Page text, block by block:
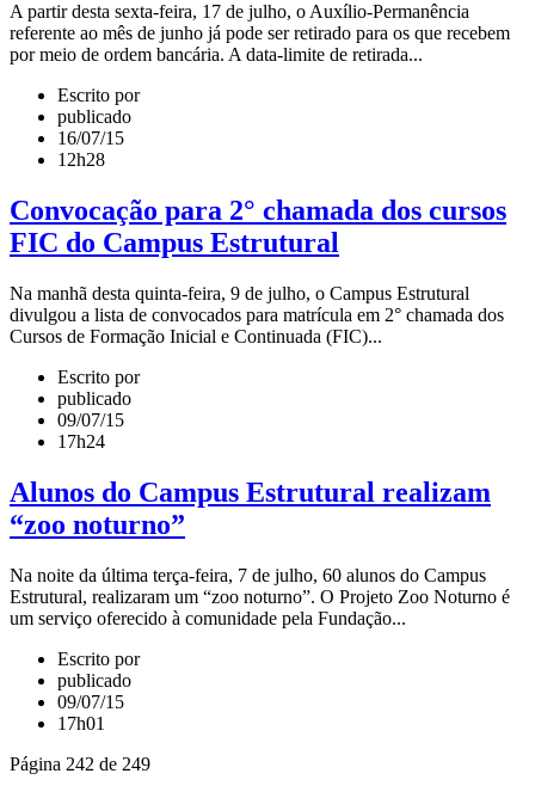
A partir desta sexta-feira, 17 de julho, o Auxílio-Permanência
referente ao mês de junho já pode ser retirado para os que recebem
por meio de ordem bancária. A data-limite de retirada...
Escrito por
publicado
16/07/15
12h28
Convocação para 2° chamada dos cursos
FIC do Campus Estrutural
Na manhã desta quinta-feira, 9 de julho, o Campus Estrutural
divulgou a lista de convocados para matrícula em 2° chamada dos
Cursos de Formação Inicial e Continuada (FIC)...
Escrito por
publicado
09/07/15
17h24
Alunos do Campus Estrutural realizam
“zoo noturno”
Na noite da última terça-feira, 7 de julho, 60 alunos do Campus
Estrutural, realizaram um “zoo noturno”. O Projeto Zoo Noturno é
um serviço oferecido à comunidade pela Fundação...
Escrito por
publicado
09/07/15
17h01
Página 242 de 249